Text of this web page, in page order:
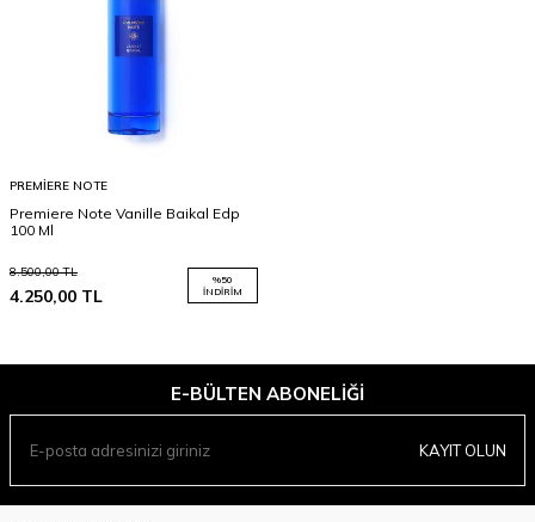
PREMIERE NOTE
Premiere Note Vanille Baikal Edp
100 Ml
8.500,00TL
4.250,00 TL
%50
İNDIRIM
E-BÜLTEN ABONELIĞI
KAYIT OLUN